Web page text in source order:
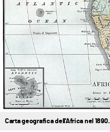
Carta geografica dell'Africa nel 1890.